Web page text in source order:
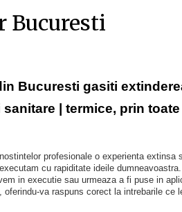
Bucuresti
Bucuresti gasiti
| termice, prin
profesionale o experienta extinsa
cu rapiditate ideile
in executie sau urmeaza a fi puse in
va raspuns corect la intrebarile ce